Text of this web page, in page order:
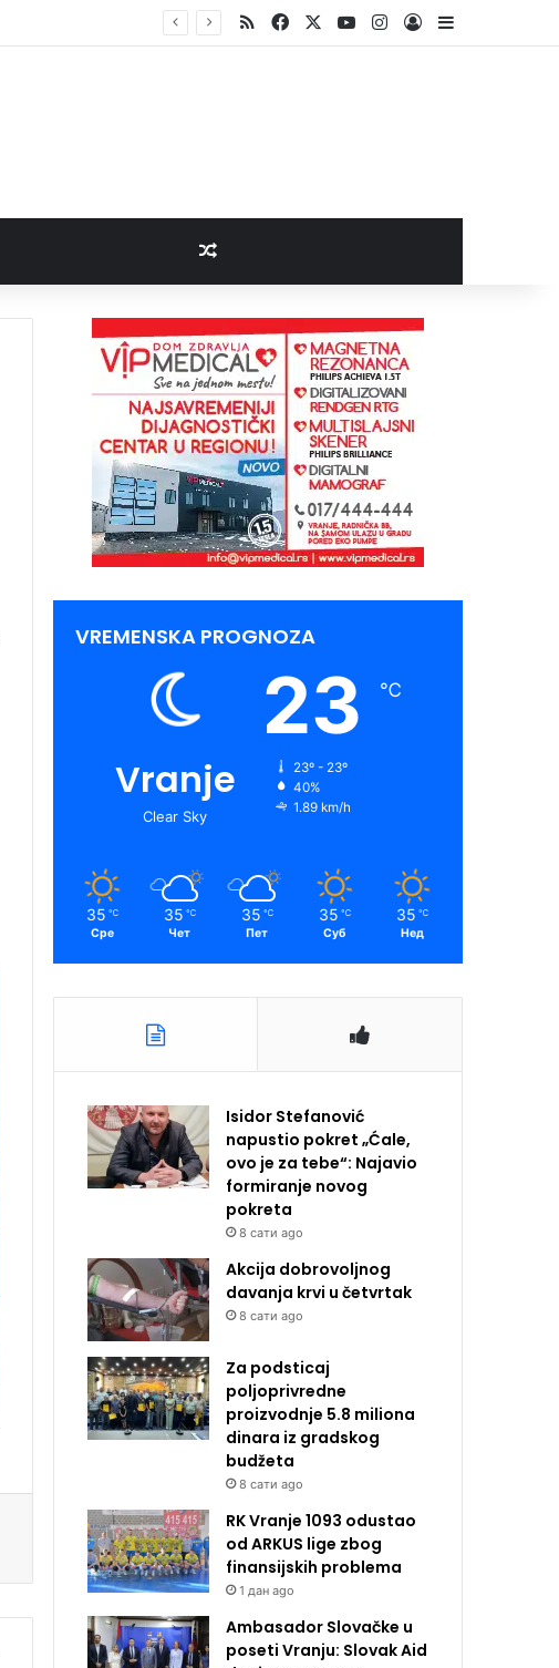
RSSFacebookYouTubeInstagram
Log InSidebar
Random Article
VREMENSKA PROGNOZA
Vranje
Clear Sky
23 ℃
23º - 23º
40%
1.89 km/h
35 ℃
Сре
35 ℃
Чет
35 ℃
Пет
35 ℃
Суб
35 ℃
Нед
Isidor Stefanović
napustio pokret „Ćale,
ovo je za tebe“: Najavio
formiranje novog
pokreta
8 сати ago
Akcija dobrovoljnog
davanja krvi u četvrtak
8 сати ago
Za podsticaj
poljoprivredne
proizvodnje 5.8 miliona
dinara iz gradskog
budžeta
8 сати ago
RK Vranje 1093 odustao
od ARKUS lige zbog
finansijskih problema
1 дан ago
Ambasador Slovačke u
poseti Vranju: Slovak Aid